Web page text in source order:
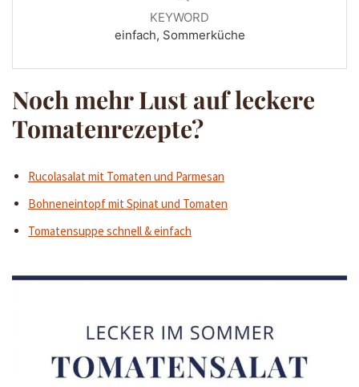
KEYWORD
einfach, Sommerküche
Noch mehr Lust auf leckere
Tomatenrezepte?
Rucolasalat mit Tomaten und Parmesan
Bohneneintopf mit Spinat und Tomaten
Tomatensuppe schnell & einfach